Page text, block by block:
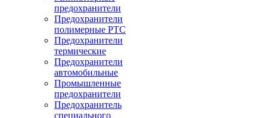
предохранители
Предохранители
полимерные PTC
Предохранители
термические
Предохранители
автомобильные
Промышленные
предохранители
Предохранитель
специального